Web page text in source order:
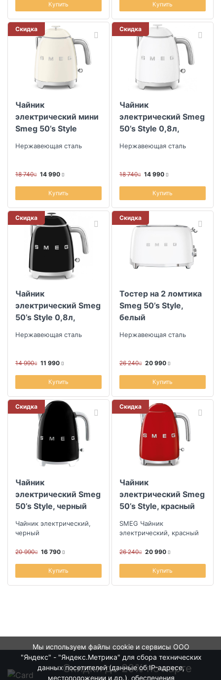
Купить Купить
Скидка
Чайник
электрический мини
Smeg 50’s Style
Нержавеющая сталь
18 740 14 990
Купить
Скидка
Чайник
электрический Smeg
50’s Style 0,8л,
Нержавеющая сталь
18 740 14 990
Купить
Скидка
Чайник
электрический Smeg
50’s Style 0,8л,
Нержавеющая сталь
14 990 11 990
Купить
Скидка
Тостер на 2 ломтика
Smeg 50’s Style,
белый
Нержавеющая сталь
26 240 20 990
Купить
Скидка
Чайник
электрический Smeg
50’s Style, черный
Чайник электрический,
черный
20 990 16 790
Купить
Скидка
Чайник
электрический Smeg
50’s Style, красный
SMEG Чайник
электрический, красный
26 240 20 990
Купить
Скидки до 20% по карте
Мы используем файлы cookie и сервисы ООО
"Яндекс" - "Яндекс.Метрика" для сбора технических
данных посетителей (данные об IP-адресе,
местоположении и др.), обеспечения